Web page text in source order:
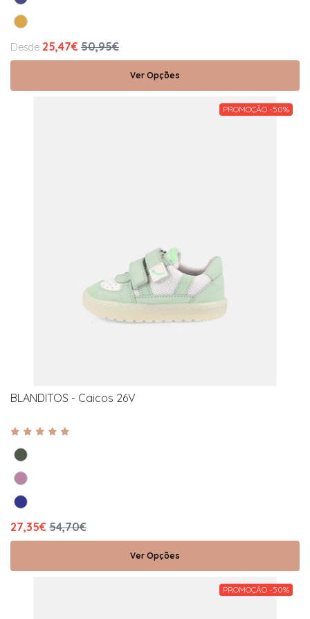
Desde 25,47€ 50,95€
Ver Opções
PROMOÇÃO -50%
BLANDITOS - Caicos 26V
27,35€ 54,70€
Ver Opções
PROMOÇÃO -50%